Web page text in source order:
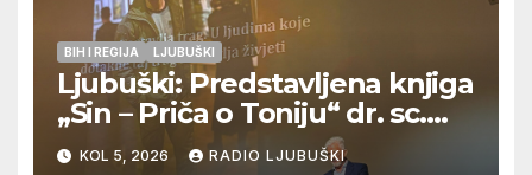
BIH I REGIJA LJUBUŠKI
Ljubuški: Predstavljena knjiga
„Sin – Priča o Toniju“ dr. sc.
Zdenka Hercega
KOL 5, 2026 RADIO LJUBUŠKI